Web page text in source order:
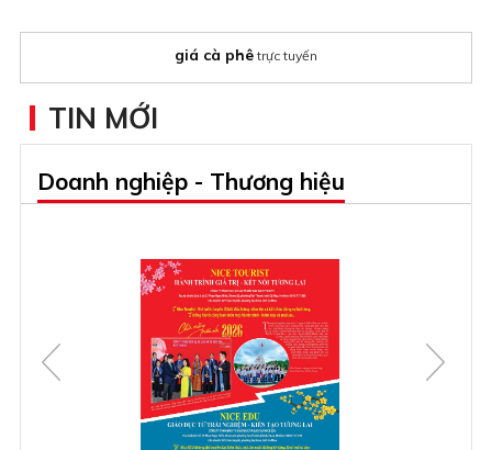
giá cà phêtrực tuyến
TIN MỚI
Doanh nghiệp - Thương hiệu